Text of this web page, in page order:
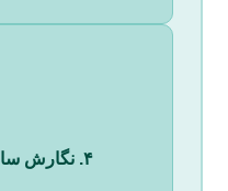
۴. نگارش ساختارمند (IMRAD)